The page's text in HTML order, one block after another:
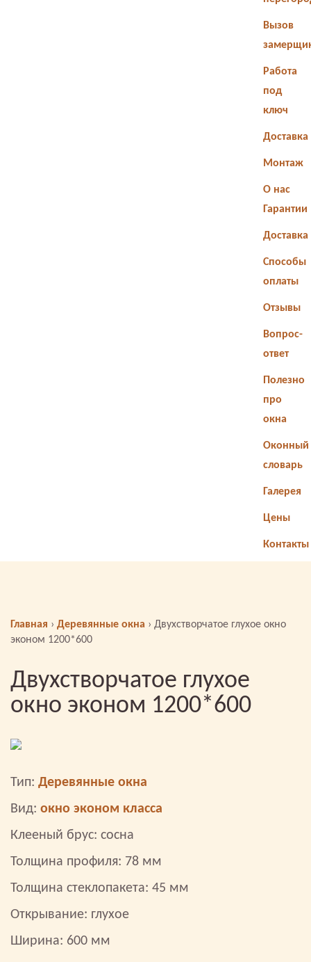
Вызов
Работа
под
ключ
Доставка
Монтаж
О нас
Гарантии
Доставка
Способы
оплаты
Отзывы
Вопрос-
ответ
Полезно
про
окна
Оконный
словарь
Галерея
Цены
Контакты
Главная › Деревянные окна › Двухстворчатое глухое окно
эконом 1200*600
Двухстворчатое глухое
окно эконом 1200*600
Тип: Деревянные окна
Вид: окно эконом класса
Клееный брус: сосна
Толщина профиля: 78 мм
Толщина стеклопакета: 45 мм
Открывание: глухое
Ширина: 600 мм